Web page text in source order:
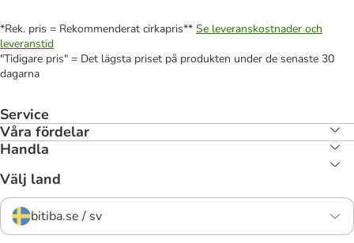
*Rek. pris = Rekommenderat cirkapris** Se leveranskostnader och
leveranstid
"Tidigare pris" = Det lägsta priset på produkten under de senaste 30
dagarna
Service
Våra fördelar
Handla
Välj land
bitiba.se / sv